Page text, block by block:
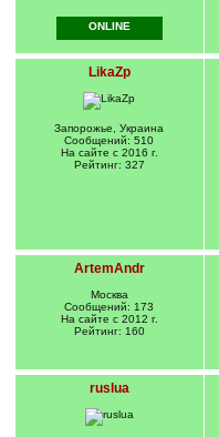
ONLINE
LikaZp
Запорожье, Украина
Сообщений: 510
На сайте с 2016 г.
Рейтинг: 327
ArtemAndr
Москва
Сообщений: 173
На сайте с 2012 г.
Рейтинг: 160
ruslua